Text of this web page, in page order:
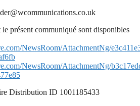
présent communiqué sont disponibles
NewsRoom/AttachmentNg/
NewsRoom/AttachmentNg/
Distribution ID 1001185433